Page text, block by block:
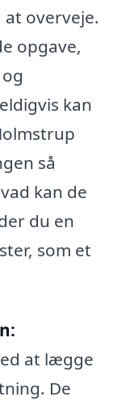
overveje.
opgave,
kan
så
kan de
du en
som et
at lægge
De